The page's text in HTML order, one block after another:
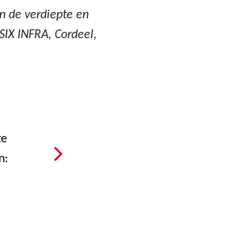
de verdiepte en
INFRA, Cordeel,